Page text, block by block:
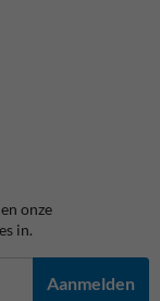
onze
in.
Aanmelden